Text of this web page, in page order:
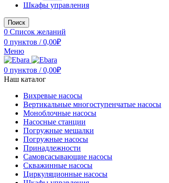
Шкафы управления
Поиск
0 Список желаний
0 пунктов / 0,00₽
Меню
0 пунктов / 0,00₽
Наш каталог
Вихревые насосы
Вертикальные многоступенчатые насосы
Моноблочные насосы
Насосные станции
Погружные мешалки
Погружные насосы
Принадлежности
Самовсасывающие насосы
Скважинные насосы
Циркуляционные насосы